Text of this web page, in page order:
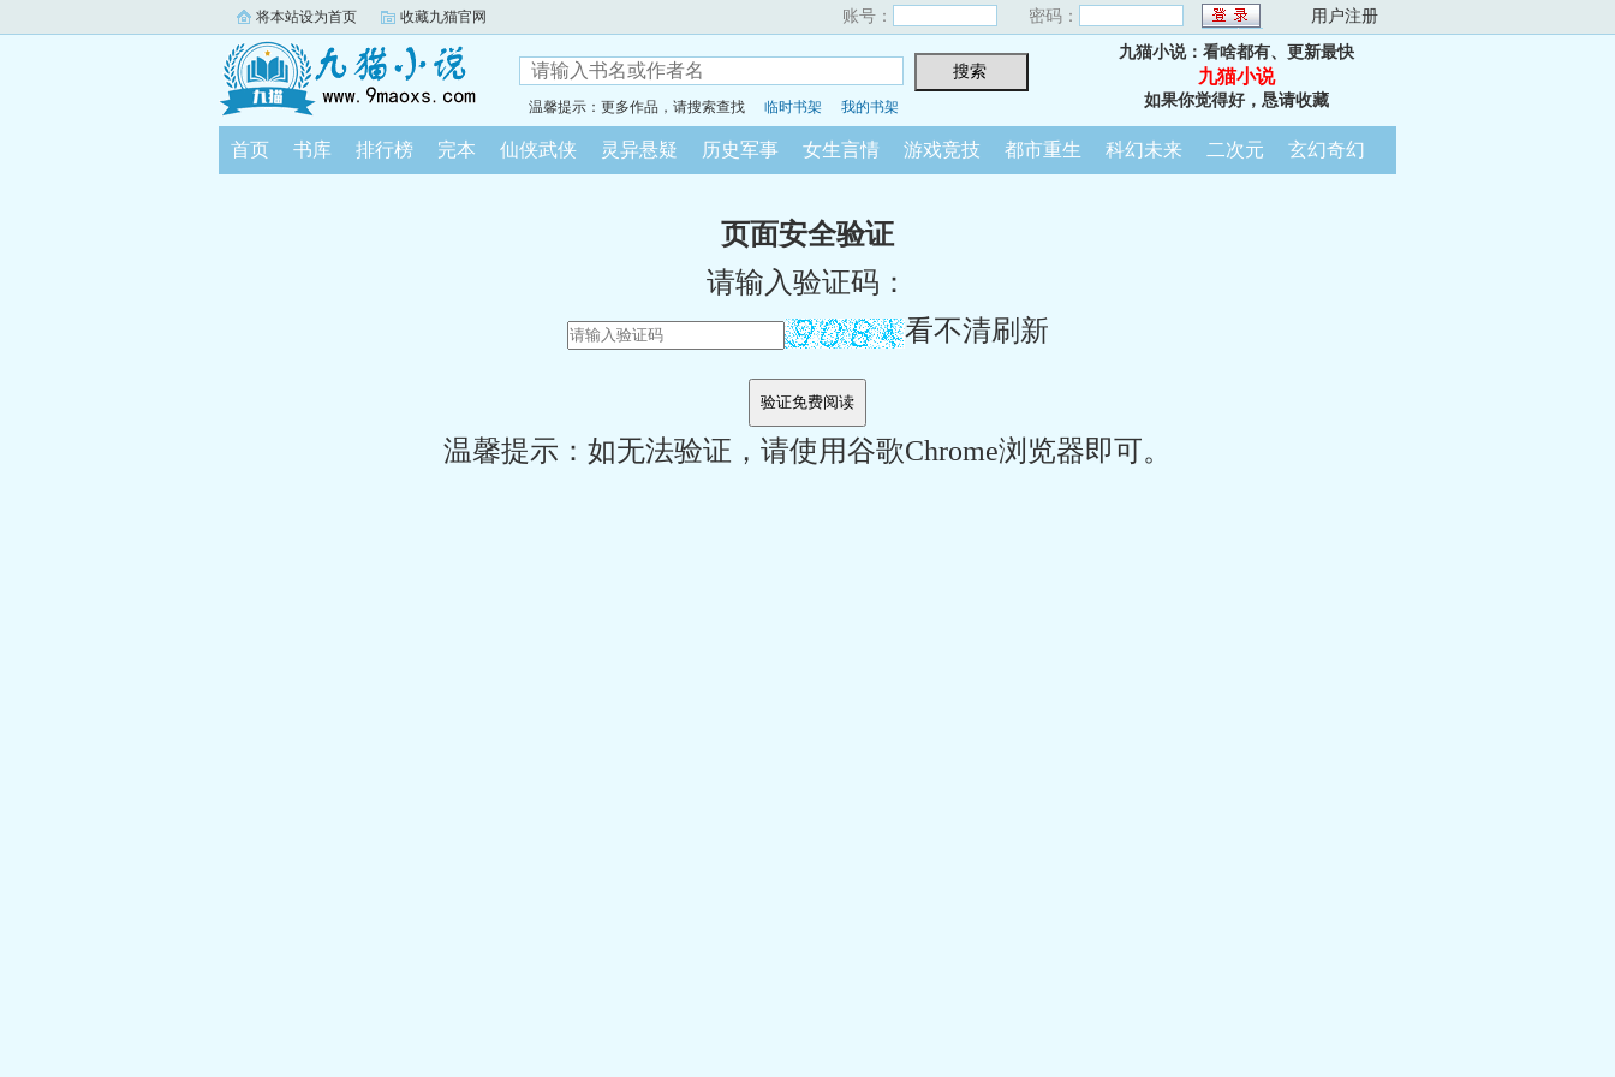
将本站设为首页 收藏九猫官网 账号： 密码： 用户注册
温馨提示：更多作品，请搜索查找 临时书架 我的书架
九猫小说：看啥都有、更新最快
九猫小说
如果你觉得好，恳请收藏
首页 书库 排行榜 完本 仙侠武侠 灵异悬疑 历史军事 女生言情 游戏竞技 都市重生 科幻未来 二次元 玄幻奇幻
页面安全验证
请输入验证码：
看不清刷新
温馨提示：如无法验证，请使用谷歌Chrome浏览器即可。